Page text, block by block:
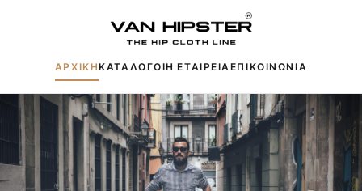
ΑΡΧΙΚΗΚΑΤΑΛΟΓΟΙΗ ΕΤΑΙΡΕΙΑΕΠΙΚΟΙΝΩΝΙΑ
Δημοφιλείς αναζητήσεις: Πουκάμισα
Μπουφάν